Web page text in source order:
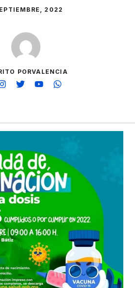
2022
PORVALENCIA